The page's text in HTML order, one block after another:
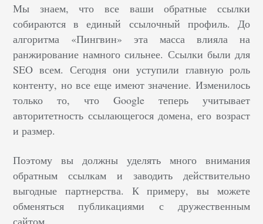
Мы знаем, что все ваши обратные ссылки
собираются в единый ссылочный профиль. До
алгоритма «Пингвин» эта масса влияла на
ранжирование намного сильнее. Ссылки были для
SEO всем. Сегодня они уступили главную роль
контенту, но все еще имеют значение. Изменилось
только то, что Google теперь учитывает
авторитетность ссылающегося домена, его возраст
и размер.
Поэтому вы должны уделять много внимания
обратным ссылкам и заводить действительно
выгодные партнерства. К примеру, вы можете
обменяться публикациями с дружественным